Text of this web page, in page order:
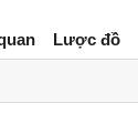
Lược đồ